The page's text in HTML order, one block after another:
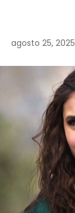
agosto 25, 2025